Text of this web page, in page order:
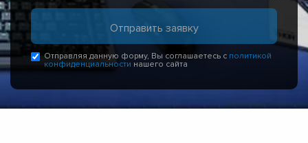
Отправляя данную форму, Вы соглашаетесь с политикой
конфиденциальности нашего сайта